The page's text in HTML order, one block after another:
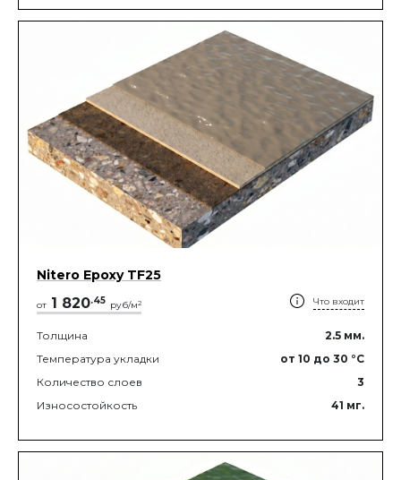
Nitero Epoxy TF25
от 1 820.45 руб/м2 Что входит
Толщина 2.5 мм.
Температура укладки
от 10 до 30 °C
Количество слоев
3
Износостойкость
41 мг.